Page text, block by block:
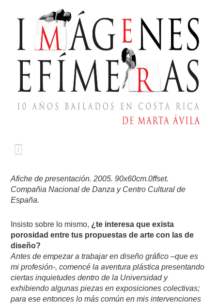
Afiche de presentación. 2005. 90x60cm.0ffset.
Compañia Nacional de Danza y Centro Cultural de
España.
Insisto sobre lo mismo, ¿te interesa que exista
porosidad entre tus propuestas de arte con las de
diseño?
Antes de empezar a trabajar en diseño gráfico –que es
mi profesión-, comencé la aventura plástica presentando
ciertas inquietudes dentro de la Universidad y
exhibiendo algunas piezas en exposiciones colectivas;
para ese entonces lo más común en mis intervenciones